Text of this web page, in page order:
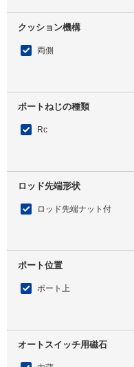
クッション機構
両側
ポートねじの種類
Rc
ロッド先端形状
ロッド先端ナット付
ポート位置
ポート上
オートスイッチ用磁石